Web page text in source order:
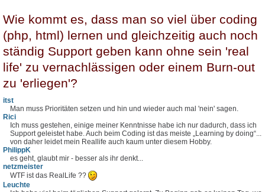
Wie kommt es, dass man so viel über coding
(php, html) lernen und gleichzeitig auch noch
ständig Support geben kann ohne sein 'real
life' zu vernachlässigen oder einem Burn-out
zu 'erliegen'?
itst
Man muss Prioritäten setzen und hin und wieder auch mal 'nein' sagen.
Rici
Ich muss gestehen, einige meiner Kenntnisse habe ich nur dadurch, dass ich
Support geleistet habe. Auch beim Coding ist das meiste „Learning by doing“...
von daher leidet mein Reallife auch kaum unter diesem Hobby.
PhilippK
es geht, glaubt mir - besser als ihr denkt...
netzmeister
WTF ist das RealLife ??
Leuchte